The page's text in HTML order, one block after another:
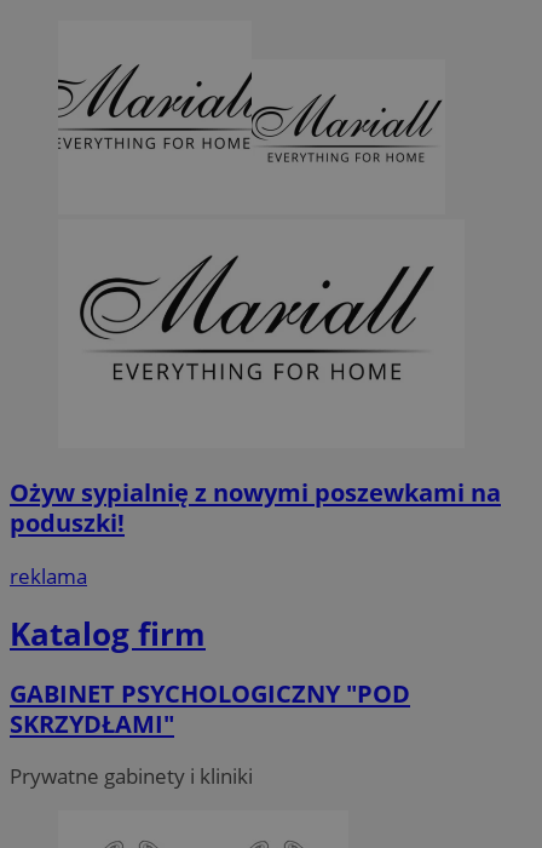
Ożyw sypialnię z nowymi poszewkami na
poduszki!
reklama
Katalog firm
GABINET PSYCHOLOGICZNY "POD
SKRZYDŁAMI"
Prywatne gabinety i kliniki